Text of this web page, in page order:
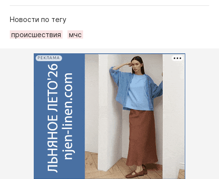
Новости по тегу
происшествия
мчс
РЕКЛАМА